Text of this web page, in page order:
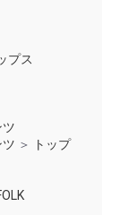
プス
＞
トップ